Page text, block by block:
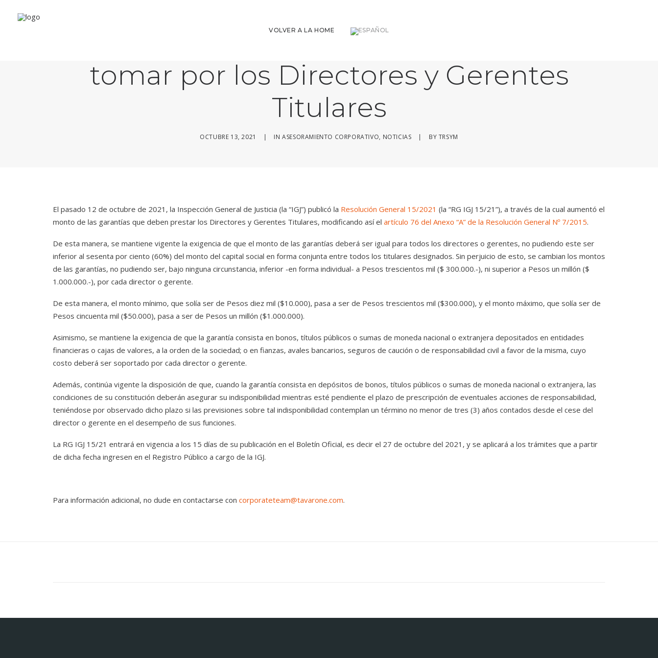
VOLVER A LA HOME
Elevación del monto de garantías a
tomar por los Directores y Gerentes
Titulares
OCTUBRE 13, 2021 | INASESORAMIENTO CORPORATIVO, NOTICIAS | BY TRSYM
El pasado 12 de octubre de 2021, la Inspección General de Justicia (la “IGJ”) publicó la Resolución General 15/2021 (la “RG IGJ 15/21”), a través de la cual aumentó el
monto de las garantías que deben prestar los Directores y Gerentes Titulares, modificando así el artículo 76 del Anexo “A” de la Resolución General Nº 7/2015.
De esta manera, se mantiene vigente la exigencia de que el monto de las garantías deberá ser igual para todos los directores o gerentes, no pudiendo este ser
inferior al sesenta por ciento (60%) del monto del capital social en forma conjunta entre todos los titulares designados. Sin perjuicio de esto, se cambian los montos
de las garantías, no pudiendo ser, bajo ninguna circunstancia, inferior -en forma individual- a Pesos trescientos mil ($ 300.000.-), ni superior a Pesos un millón ($
1.000.000.-), por cada director o gerente.
De esta manera, el monto mínimo, que solía ser de Pesos diez mil ($10.000), pasa a ser de Pesos trescientos mil ($300.000), y el monto máximo, que solía ser de
Pesos cincuenta mil ($50.000), pasa a ser de Pesos un millón ($1.000.000).
Asimismo, se mantiene la exigencia de que la garantía consista en bonos, títulos públicos o sumas de moneda nacional o extranjera depositados en entidades
financieras o cajas de valores, a la orden de la sociedad; o en fianzas, avales bancarios, seguros de caución o de responsabilidad civil a favor de la misma, cuyo
costo deberá ser soportado por cada director o gerente.
Además, continúa vigente la disposición de que, cuando la garantía consista en depósitos de bonos, títulos públicos o sumas de moneda nacional o extranjera, las
condiciones de su constitución deberán asegurar su indisponibilidad mientras esté pendiente el plazo de prescripción de eventuales acciones de responsabilidad,
teniéndose por observado dicho plazo si las previsiones sobre tal indisponibilidad contemplan un término no menor de tres (3) años contados desde el cese del
director o gerente en el desempeño de sus funciones.
La RG IGJ 15/21 entrará en vigencia a los 15 días de su publicación en el Boletín Oficial, es decir el 27 de octubre del 2021, y se aplicará a los trámites que a partir
de dicha fecha ingresen en el Registro Público a cargo de la IGJ.
Para información adicional, no dude en contactarse con corporateteam@tavarone.com.